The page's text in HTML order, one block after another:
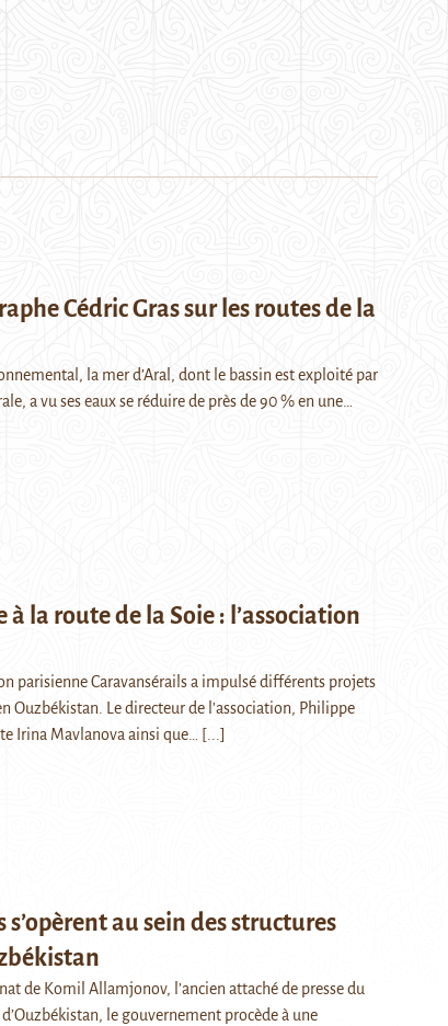
Cédric Gras sur les routes de la
la mer d’Aral, dont le bassin est exploité par
a vu ses eaux se réduire de près de 90 % en une…
la route de la Soie : l’association
parisienne Caravansérails a impulsé différents projets
Ouzbékistan. Le directeur de l’association, Philippe
Irina Mavlanova ainsi que…
[...]
s’opèrent au sein des structures
de Komil Allamjonov, l’ancien attaché de presse du
le gouvernement procède à une